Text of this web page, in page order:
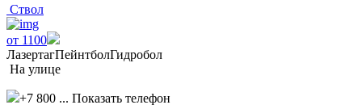
Ствол
от 1100
ЛазертагПейнтболГидробол
На улице
+7 800 ... Показать телефон